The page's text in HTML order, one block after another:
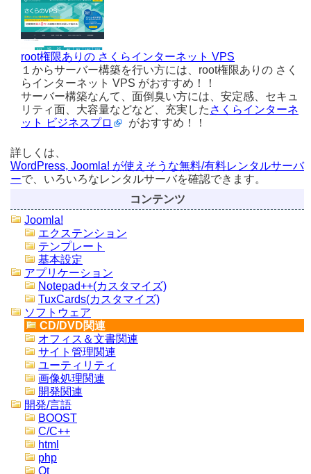
root権限ありの さくらインターネット VPS
１からサーバー構築を行い方には、root権限ありの さく
らインターネット VPS がおすすめ！！
サーバー構築なんて、面倒臭い方には、安定感、セキュ
リティ面、大容量などなど、充実した さくらインターネ
ット ビジネスプロ
がおすすめ！！
詳しくは、
WordPress, Joomla! が使えそうな無料/有料レンタルサーバ
ーで、いろいろなレンタルサーバを確認できます。
コンテンツ
Joomla!
エクステンション
テンプレート
基本設定
アプリケーション
Notepad++(カスタマイズ)
TuxCards(カスタマイズ)
ソフトウェア
CD/DVD関連
オフィス＆文書関連
サイト管理関連
ユーティリティ
画像処理関連
開発関連
開発/言語
BOOST
C/C++
html
php
Qt